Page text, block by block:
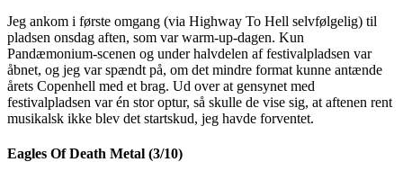
Jeg ankom i første omgang (via Highway To Hell selvfølgelig) til
pladsen onsdag aften, som var warm-up-dagen. Kun
Pandæmonium-scenen og under halvdelen af festivalpladsen var
åbnet, og jeg var spændt på, om det mindre format kunne antænde
årets Copenhell med et brag. Ud over at gensynet med
festivalpladsen var én stor optur, så skulle de vise sig, at aftenen rent
musikalsk ikke blev det startskud, jeg havde forventet.
Eagles Of Death Metal (3/10)